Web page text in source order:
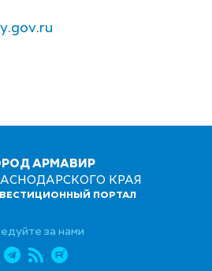
АРМАВИР
КРАЯ
ПОРТАЛ
за нами